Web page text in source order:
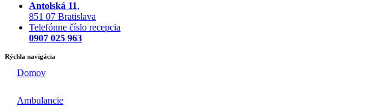
Antolská 11,
851 07 Bratislava
Telefónne číslo recepcia
0907 025 963
Rýchla navigácia
Domov
Ambulancie